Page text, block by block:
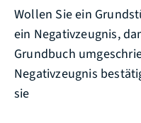
Wollen Sie ein
ein Negativzeugnis,
Grundbuch
Negativzeugnis
sie